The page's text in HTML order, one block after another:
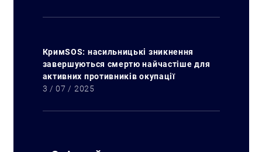
КримSOS: насильницькі зникнення
завершуються смертю найчастіше для
активних противників окупації
3 / 07 / 2025